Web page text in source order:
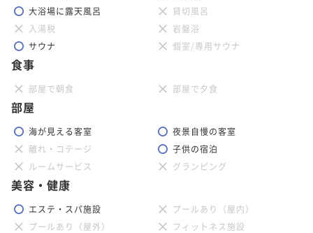
大浴場に露天風呂
貸切風呂
入湯税
岩盤浴
サウナ
個室/専用サウナ
食事
部屋で朝食 部屋で夕食
部屋
海が見える客室
夜景自慢の客室
離れ・コテージ
子供の宿泊
ルームサービス
グランピング
美容・健康
エステ・スパ施設
プールあり（屋内）
プールあり（屋外）
フィットネス施設